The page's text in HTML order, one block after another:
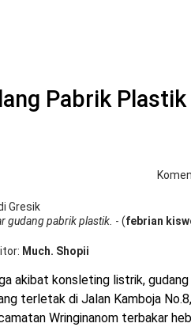
Pabrik
gudang pabrik plastik. - (febrian
Much. Shopii
akibat konsleting listrik,
terletak di Jalan Kamboja
Wringinanom terbakar